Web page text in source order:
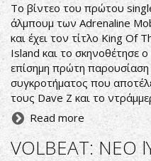
Το βίντεο του πρώτου
άλμπουμ των Adrenaline
και έχει τον τίτλο King Of
Island και το σκηνοθέτησε
επίσημη πρώτη
συγκροτήματος που
τους Dave Z και το
Read more
VOLBEAT: ΝΕΟ